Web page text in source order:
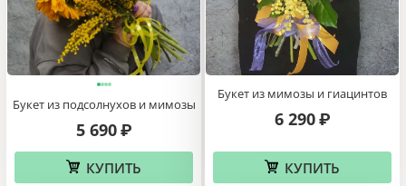
Букет из подсолнухов и мимозы
5 690 ₽
КУПИТЬ
Букет из мимозы и гиацинтов
6 290 ₽
КУПИТЬ